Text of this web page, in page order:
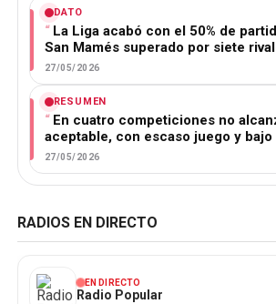
DATO
La Liga acabó con el 50% de
San Mamés superado por siete
27/05/2026
RESUMEN
En cuatro competiciones no
aceptable, con escaso juego y
27/05/2026
RADIOS EN DIRECTO
EN DIRECTO
Radio Popular